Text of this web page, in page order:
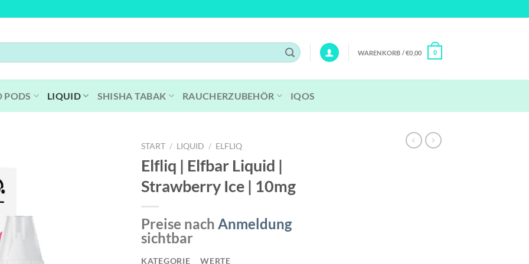
WARENKORB /€0,00 0
PODS LIQUID SHISHA TABAK RAUCHERZUBEHÖR IQOS
START / LIQUID / ELFLIQ
Elfliq | Elfbar Liquid |
Strawberry Ice | 10mg
Preise nach Anmeldung
sichtbar
KATEGORIE
WERTE